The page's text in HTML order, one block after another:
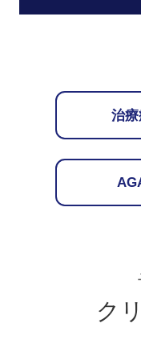
治
ク